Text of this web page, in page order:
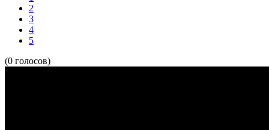
2
3
4
5
(0 голосов)